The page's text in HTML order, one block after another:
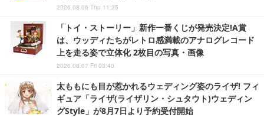
2026.08.06 Thu 11:25
「トイ・ストーリー」新作一番くじが発売決定!A賞
は、ウッディたちがレトロ感満載のアナログレコード
上を走る姿で立体化 2枚目の写真・画像
2026.08.07 Fri 03:40
太ももにも目が惹かれるウェディング姿のライザ! フィ
ギュア「ライザ(ライザリン・シュタウト)ウェディン
グStyle」が8月7日より予約受付開始